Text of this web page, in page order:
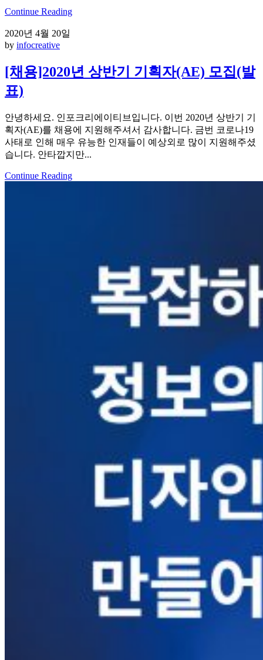
Continue Reading
2020년 4월 20일
by infocreative
[채용]2020년 상반기 기획자(AE) 모집(발
표)
안녕하세요. 인포크리에이티브입니다. 이번 2020년 상반기 기
획자(AE)를 채용에 지원해주셔서 감사합니다. 금번 코로나19
사태로 인해 매우 유능한 인재들이 예상외로 많이 지원해주셨
습니다. 안타깝지만...
Continue Reading